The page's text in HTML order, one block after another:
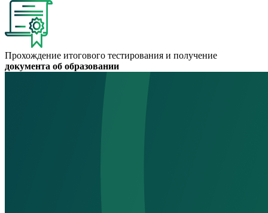
Прохождение итогового тестирования и получение
документа об образовании